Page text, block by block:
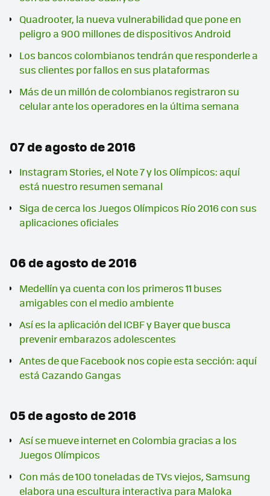
Quadrooter, la nueva vulnerabilidad que pone en
peligro a 900 millones de dispositivos Android
Los bancos colombianos tendrán que responderle a
sus clientes por fallos en sus plataformas
Más de un millón de colombianos registraron su
celular ante los operadores en la última semana
07 de agosto de 2016
Instagram Stories, el Note 7 y los Olímpicos: aquí
está nuestro resumen semanal
Siga de cerca los Juegos Olímpicos Río 2016 con sus
aplicaciones oficiales
06 de agosto de 2016
Medellín ya cuenta con los primeros 11 buses
amigables con el medio ambiente
Así es la aplicación del ICBF y Bayer que busca
prevenir embarazos adolescentes
Antes de que Facebook nos copie esta sección: aquí
está Cazando Gangas
05 de agosto de 2016
Así se mueve internet en Colombia gracias a los
Juegos Olímpicos
Con más de 100 toneladas de TVs viejos, Samsung
elabora una escultura interactiva para Maloka